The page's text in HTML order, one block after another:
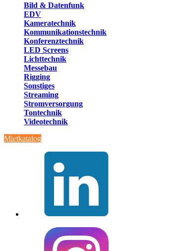
Bild & Datenfunk
EDV
Kameratechnik
Kommunikationstechnik
Konferenztechnik
LED Screens
Lichttechnik
Messebau
Rigging
Sonstiges
Streaming
Stromversorgung
Tontechnik
Videotechnik
Mietkatalog